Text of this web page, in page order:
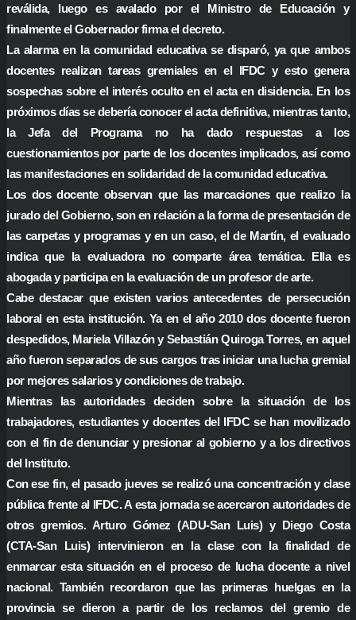
reválida, luego es avalado por el Ministro de Educación y
finalmente el Gobernador firma el decreto.
La alarma en la comunidad educativa se disparó, ya que ambos
docentes realizan tareas gremiales en el IFDC y esto genera
sospechas sobre el interés oculto en el acta en disidencia. En los
próximos días se debería conocer el acta definitiva, mientras tanto,
la Jefa del Programa no ha dado respuestas a los
cuestionamientos por parte de los docentes implicados, así como
las manifestaciones en solidaridad de la comunidad educativa.
Los dos docente observan que las marcaciones que realizo la
jurado del Gobierno, son en relación a la forma de presentación de
las carpetas y programas y en un caso, el de Martín, el evaluado
indica que la evaluadora no comparte área temática. Ella es
abogada y participa en la evaluación de un profesor de arte.
Cabe destacar que existen varios antecedentes de persecución
laboral en esta institución. Ya en el año 2010 dos docente fueron
despedidos, Mariela Villazón y Sebastián Quiroga Torres, en aquel
año fueron separados de sus cargos tras iniciar una lucha gremial
por mejores salarios y condiciones de trabajo.
Mientras las autoridades deciden sobre la situación de los
trabajadores, estudiantes y docentes del IFDC se han movilizado
con el fin de denunciar y presionar al gobierno y a los directivos
del Instituto.
Con ese fin, el pasado jueves se realizó una concentración y clase
pública frente al IFDC. A esta jornada se acercaron autoridades de
otros gremios. Arturo Gómez (ADU-San Luis) y Diego Costa
(CTA-San Luis) intervinieron en la clase con la finalidad de
enmarcar esta situación en el proceso de lucha docente a nivel
nacional. También recordaron que las primeras huelgas en la
provincia se dieron a partir de los reclamos del gremio de